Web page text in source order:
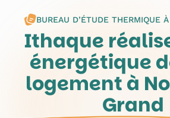
BUREAU D’ÉTUDE THERMIQUE À
Ithaque
énergétique
logement à
Grand